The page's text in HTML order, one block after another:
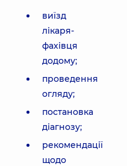
виїзд
лікаря-
фахівця
додому;
проведення
огляду;
постановка
діагнозу;
рекомендації
щодо